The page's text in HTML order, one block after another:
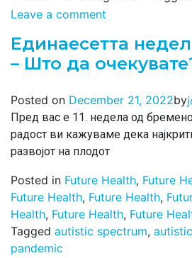
Leave a comment
Единаесетта
– Што да
Posted on December 21, 2022by
Пред вас е 11. недела од
радост ви кажуваме дека
развојот на плодот
Posted in Future Health, Future
Future Health, Future Health,
Health, Future Health, Future
Tagged autistic spectrum,
pandemic